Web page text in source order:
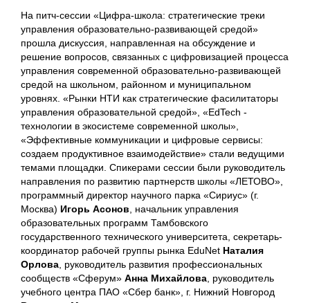
На питч-сессии «Цифра-школа: стратегические треки
управления образовательно-развивающей средой»
прошла дискуссия, направленная на обсуждение и
решение вопросов, связанных с цифровизацией процесса
управления современной образовательно-развивающей
средой на школьном, районном и муниципальном
уровнях. «Рынки НТИ как стратегические фасилитаторы
управления образовательной средой», «EdTech -
технологии в экосистеме современной школы»,
«Эффективные коммуникации и цифровые сервисы:
создаем продуктивное взаимодействие» стали ведущими
темами площадки. Спикерами сессии были руководитель
направления по развитию партнерств школы «ЛЕТОВО»,
программный директор научного парка «Сириус» (г.
Москва) Игорь Асонов , начальник управления
образовательных программ Тамбовского
государственного технического университета, секретарь-
координатор рабочей группы рынка EduNet Наталия
Орлова , руководитель развития профессиональных
сообществ «Сферум» Анна Михайлова , руководитель
учебного центра ПАО «Сбер банк», г. Нижний Новгород